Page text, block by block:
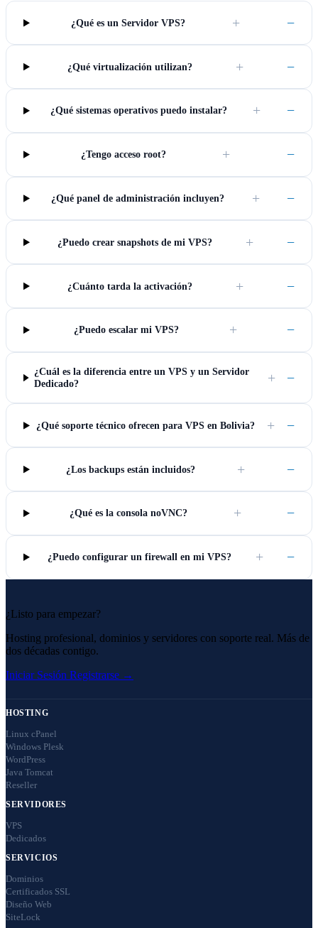
¿Qué es un Servidor VPS? + −
¿Qué virtualización utilizan? + −
¿Qué sistemas operativos puedo instalar? + −
¿Tengo acceso root? + −
¿Qué panel de administración incluyen? + −
¿Puedo crear snapshots de mi VPS? + −
¿Cuánto tarda la activación? + −
¿Puedo escalar mi VPS? + −
¿Cuál es la diferencia entre un VPS y un Servidor
Dedicado?
+ −
¿Qué soporte técnico ofrecen para VPS en Bolivia? + −
¿Los backups están incluidos? + −
¿Qué es la consola noVNC? + −
¿Puedo configurar un firewall en mi VPS? + −
¿Listo para empezar?
Hosting profesional, dominios y servidores con soporte real. Más de
dos décadas contigo.
Iniciar Sesión Registrarse →
HOSTING
Linux cPanel
Windows Plesk
WordPress
Java Tomcat
Reseller
SERVIDORES
VPS
Dedicados
SERVICIOS
Dominios
Certificados SSL
Diseño Web
SiteLock